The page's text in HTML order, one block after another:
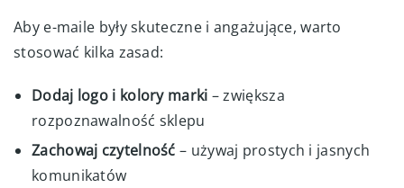
Aby e-maile były skuteczne i angażujące, warto
stosować kilka zasad:
Dodaj logo i kolory marki – zwiększa
rozpoznawalność sklepu
Zachowaj czytelność – używaj prostych i jasnych
komunikatów